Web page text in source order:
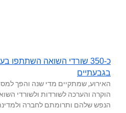
כ-350 שורדי השואה
בגבעתיים
האירוע, שמתקיים מדי שנה והפך
הוקרה והערכה לשורדות ולשורדי
הנפש שלהם ותרומתם לחברה